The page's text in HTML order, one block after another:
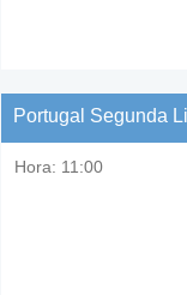
Portugal Segunda
Hora: 11:00